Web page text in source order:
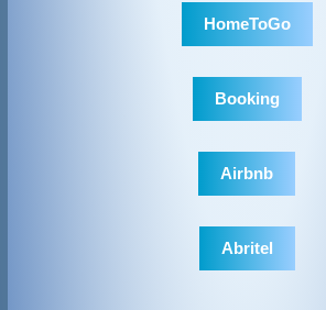
HomeToGo
Booking
Airbnb
Abritel